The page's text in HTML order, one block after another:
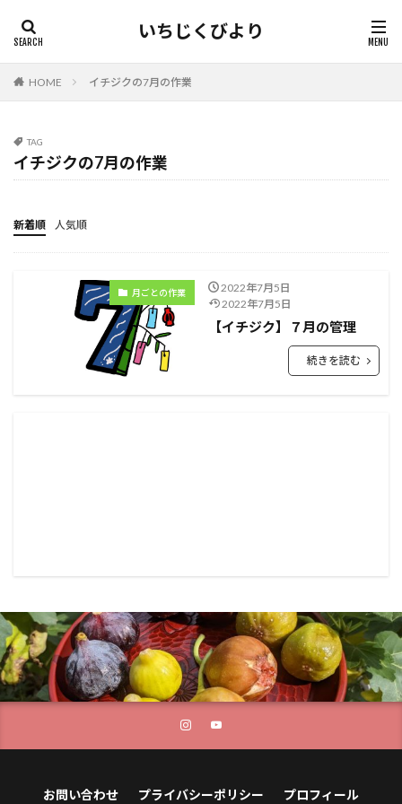
いちじくびより
HOME イチジクの7月の作業
TAG
イチジクの7月の作業
新着順 人気順
月ごとの作業
2022年7月5日
2022年7月5日
【イチジク】７月の管理
続きを読む
お問い合わせ プライバシーポリシー プロフィール